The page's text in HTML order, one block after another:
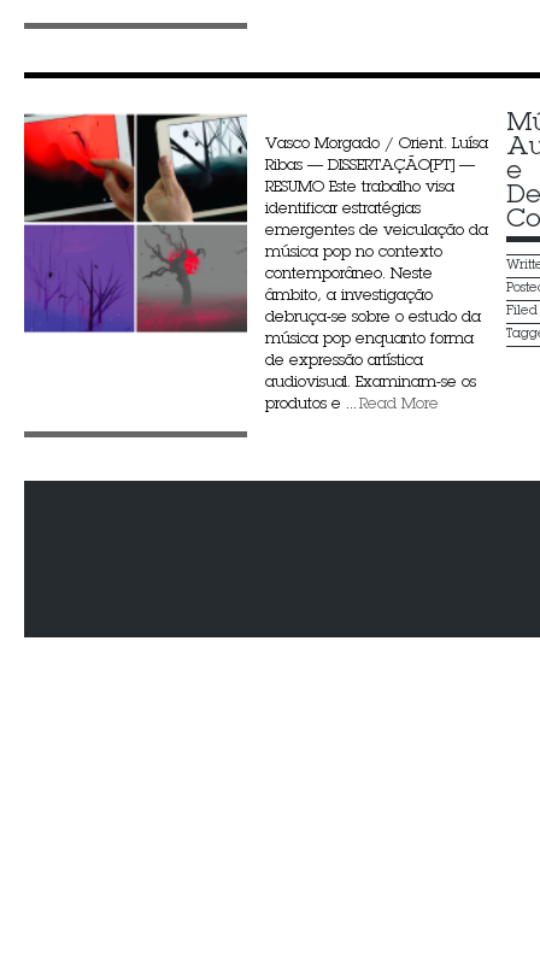
Vasco Morgado / Orient. Luísa
Ribas — DISSERTAÇÃO[PT] —
RESUMO Este trabalho visa
identificar estratégias
emergentes de veiculação da
música pop no contexto
contemporâneo. Neste
âmbito, a investigação
debruça-se sobre o estudo da
música pop enquanto forma
de expressão artística
audiovisual. Examinam-se os
produtos e ... Read More
e